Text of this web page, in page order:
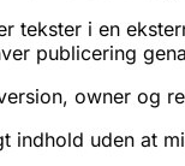
i en
publicering
owner og
indhold uden at